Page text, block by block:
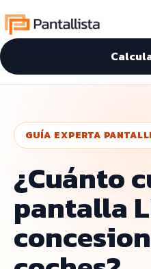
GUÍA EXPERTA
¿Cuánto
pantalla